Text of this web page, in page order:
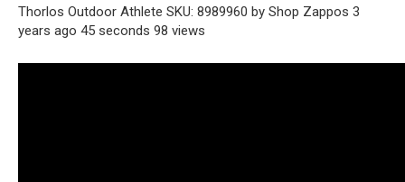
Thorlos Outdoor Athlete SKU: 8989960 by Shop Zappos 3
years ago 45 seconds 98 views